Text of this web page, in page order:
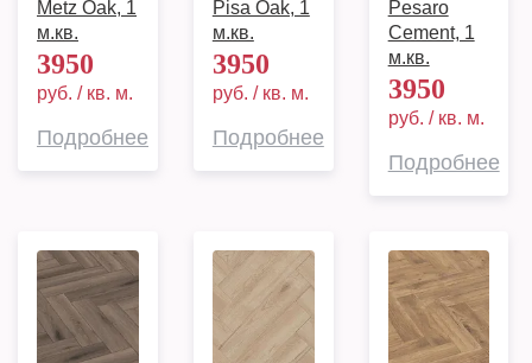
Metz Oak, 1
м.кв.
3950
руб. / кв. м.
Подробнее
Pisa Oak, 1
м.кв.
3950
руб. / кв. м.
Подробнее
Pesaro
Cement, 1
м.кв.
3950
руб. / кв. м.
Подробнее